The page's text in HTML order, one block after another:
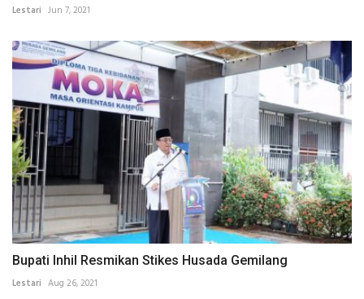
Lestari Jun 7, 2021
Bupati Inhil Resmikan Stikes Husada Gemilang
Lestari Aug 26, 2021